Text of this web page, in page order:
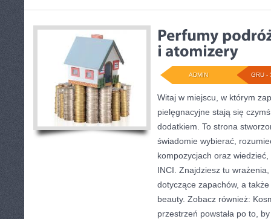
GRU -
ADMIN
Witaj w miejscu, w którym
pielęgnacyjne stają się
dodatkiem. To strona
świadomie wybierać,
kompozycjach oraz
INCI. Znajdziesz tu
dotyczące zapachów, a
beauty. Zobacz również:
przestrzeń powstała po to,